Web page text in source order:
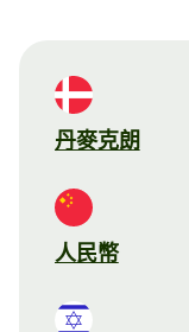
丹麥克朗
人民幣